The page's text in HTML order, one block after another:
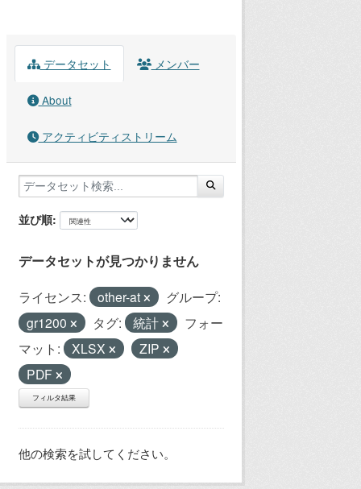
データセット メンバー
About
アクティビティストリーム
並び順
データセットが見つかりません
ライセンス: other-at
グループ:
gr1200
タグ: 統計
フォー
マット:
XLSX
ZIP
PDF
フィルタ結果
他の検索を試してください。